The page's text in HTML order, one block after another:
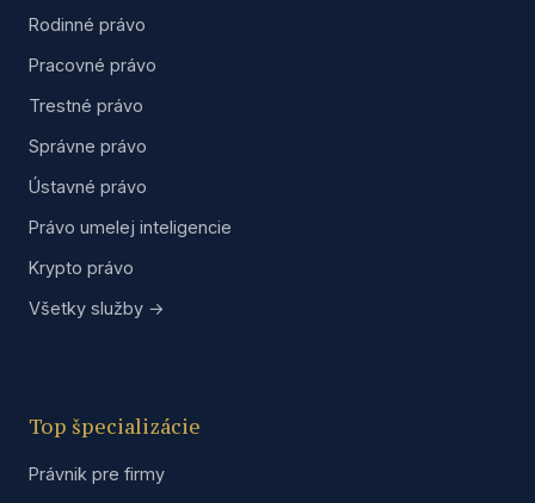
Rodinné právo
Pracovné právo
Trestné právo
Správne právo
Ústavné právo
Právo umelej inteligencie
Krypto právo
Všetky služby →
Top špecializácie
Právnik pre firmy